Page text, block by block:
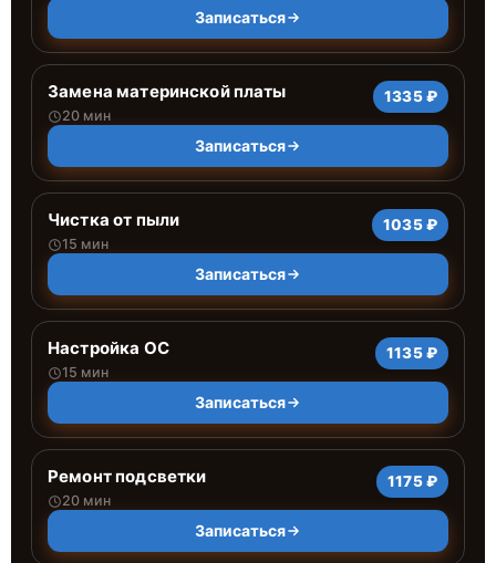
Записаться
Замена материнской платы
20 мин
1335 ₽
Записаться
Чистка от пыли
15 мин
1035 ₽
Записаться
Настройка ОС
15 мин
1135 ₽
Записаться
Ремонт подсветки
20 мин
1175 ₽
Записаться